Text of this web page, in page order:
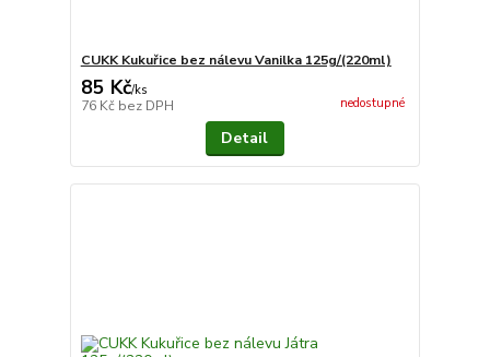
CUKK Kukuřice bez nálevu Vanilka 125g/(220ml)
85 Kč/ks
76 Kč bez DPH nedostupné
Detail